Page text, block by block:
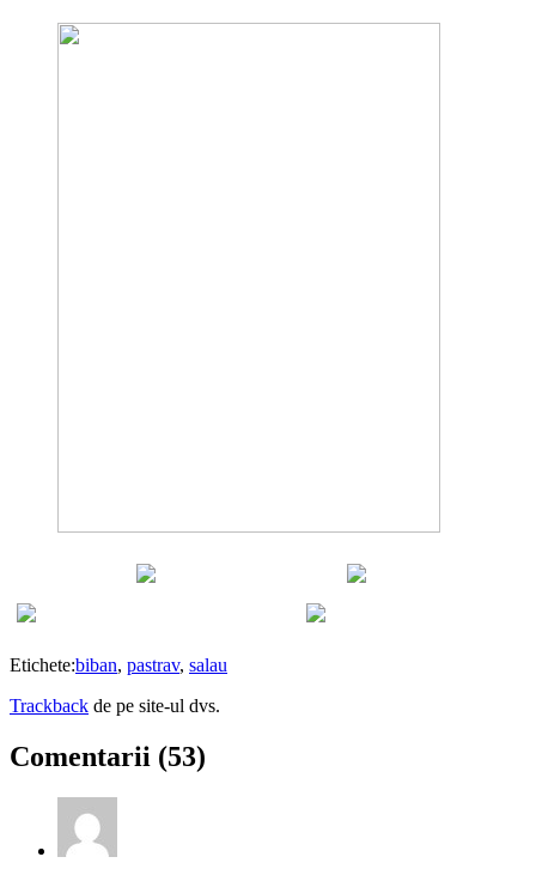
Etichete:biban, pastrav, salau
Trackback de pe site-ul dvs.
Comentarii (53)